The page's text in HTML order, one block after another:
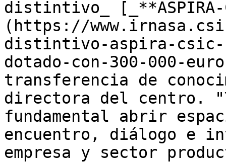
distintivo_ [_**ASPIRA-
(https://
distintivo-aspira-csic-
dotado-con-300-000-
transferencia de
directora del centro.
fundamental abrir
encuentro, diálogo e
empresa y sector